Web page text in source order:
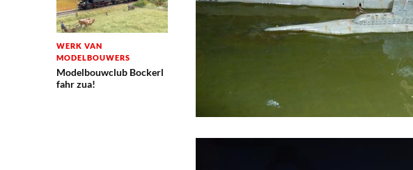
WERK VAN
MODELBOUWERS
Modelbouwclub Bockerl
fahr zua!